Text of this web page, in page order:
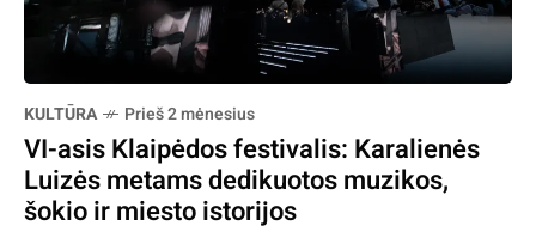
KULTŪRA Prieš 2 mėnesius
VI-asis Klaipėdos festivalis: Karalienės
Luizės metams dedikuotos muzikos,
šokio ir miesto istorijos